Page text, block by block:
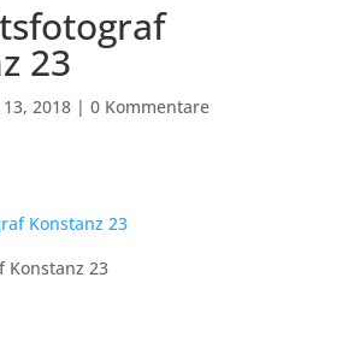
23
2018| 0 Kommentare
Konstanz 23